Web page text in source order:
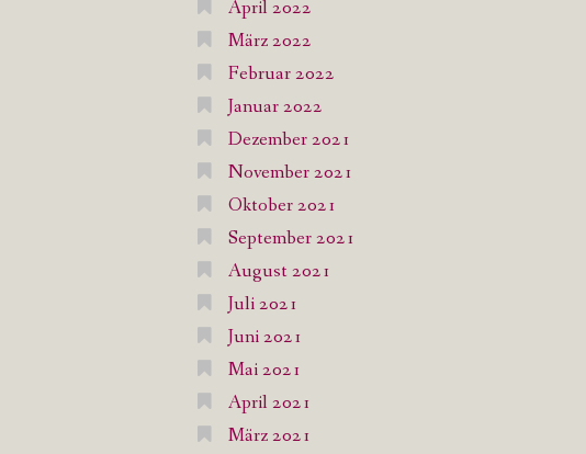
April 2022
März 2022
Februar 2022
Januar 2022
Dezember 2021
November 2021
Oktober 2021
September 2021
August 2021
Juli 2021
Juni 2021
Mai 2021
April 2021
März 2021